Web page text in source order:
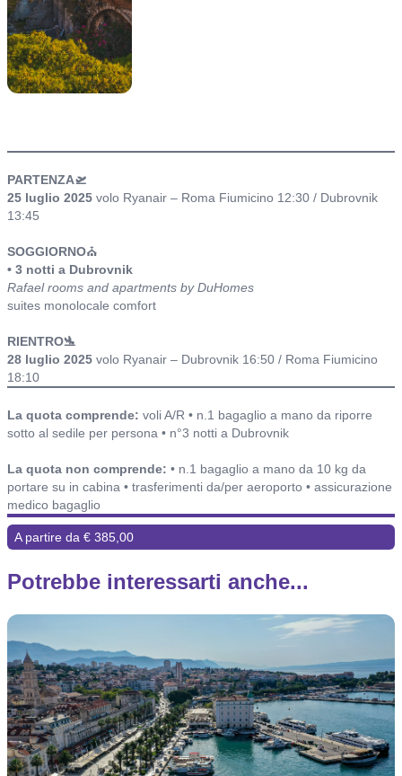
PARTENZA🛫
25 luglio 2025 volo Ryanair – Roma Fiumicino 12:30 / Dubrovnik
13:45
SOGGIORNO⛪
• 3 notti a Dubrovnik
Rafael rooms and apartments by DuHomes
suites monolocale comfort
RIENTRO🛬
28 luglio 2025 volo Ryanair – Dubrovnik 16:50 / Roma Fiumicino
18:10
La quota comprende: voli A/R • n.1 bagaglio a mano da riporre
sotto al sedile per persona • n°3 notti a Dubrovnik
La quota non comprende: • n.1 bagaglio a mano da 10 kg da
portare su in cabina • trasferimenti da/per aeroporto • assicurazione
medico bagaglio
A partire da € 385,00
Potrebbe interessarti anche...